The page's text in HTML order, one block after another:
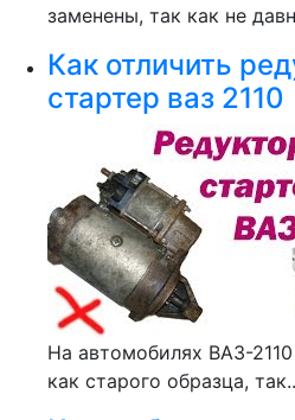
заменены, так как не
Как отличить
стартер ваз 2110
На автомобилях ВАЗ-
как старого образца,